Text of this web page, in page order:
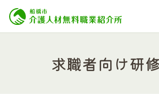
求職者向け研